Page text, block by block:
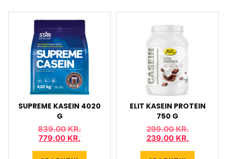
SUPREME KASEIN 4020
G
839.00KR.
779.00 KR.
ELIT KASEIN PROTEIN
750 G
299.00KR.
239.00 KR.